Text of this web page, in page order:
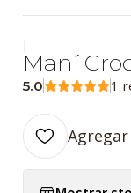
|
Maní
5.0